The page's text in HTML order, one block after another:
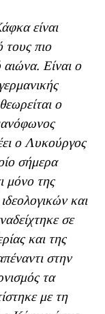
είναι
τους πιο
Είναι ο
ο
ο Λυκούργος
σήμερα
μόνο της
και
σε
και της
στην
τα
με τη